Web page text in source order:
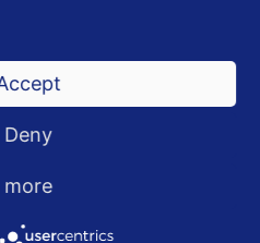
apotheke-
DEIN HASSLOCH G
Deny
more